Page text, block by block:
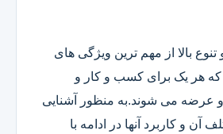
بالا از مهم ترین ویژگی های
که هر یک برای کسب و کار و
و عرضه می شوند.به منظور آشنایی
آن و کاربرد آنها در ادامه با